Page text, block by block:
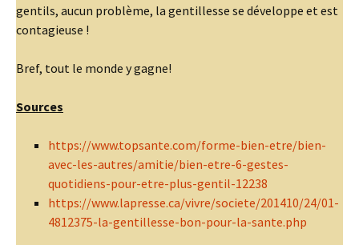
gentils, aucun problème, la gentillesse se développe et est
contagieuse !
Bref, tout le monde y gagne!
Sources
https://www.topsante.com/forme-bien-etre/bien-
avec-les-autres/amitie/bien-etre-6-gestes-
quotidiens-pour-etre-plus-gentil-12238
https://www.lapresse.ca/vivre/societe/201410/24/01-
4812375-la-gentillesse-bon-pour-la-sante.php